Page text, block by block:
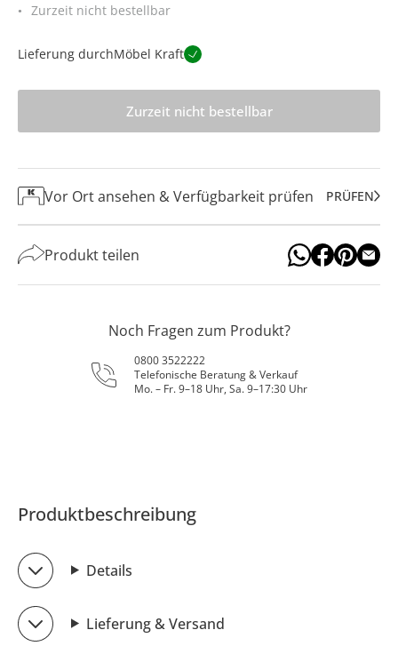
Zurzeit nicht bestellbar
Lieferung durchMöbel Kraft
Zurzeit nicht bestellbar
Vor Ort ansehen & Verfügbarkeit prüfen PRÜFEN
Produkt teilen
Noch Fragen zum Produkt?
0800 3522222
Telefonische Beratung & Verkauf
Mo. – Fr. 9–18 Uhr, Sa. 9–17:30 Uhr
Produktbeschreibung
Details
Lieferung & Versand